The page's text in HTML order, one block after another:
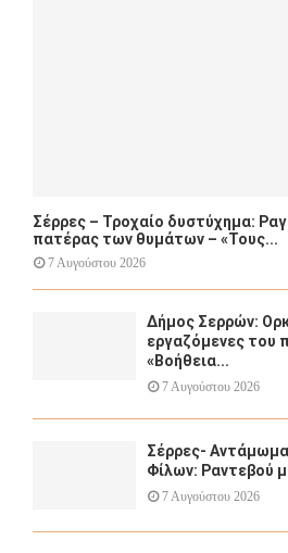
Σέρρες – Τροχαίο δυστύχημα:
πατέρας των θυμάτων – «Τους...
7 Αυγούστου 2026
Δήμος Σερρών:
εργαζόμενες του
«Βοήθεια...
7 Αυγούστου 2026
Σέρρες-
Φίλων: Ραντεβού
7 Αυγούστου 2026